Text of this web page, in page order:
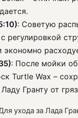
: Советую
регулировкой
экономно
: После мойки
Turtle Wax –
Гранту от
ухода за Лада